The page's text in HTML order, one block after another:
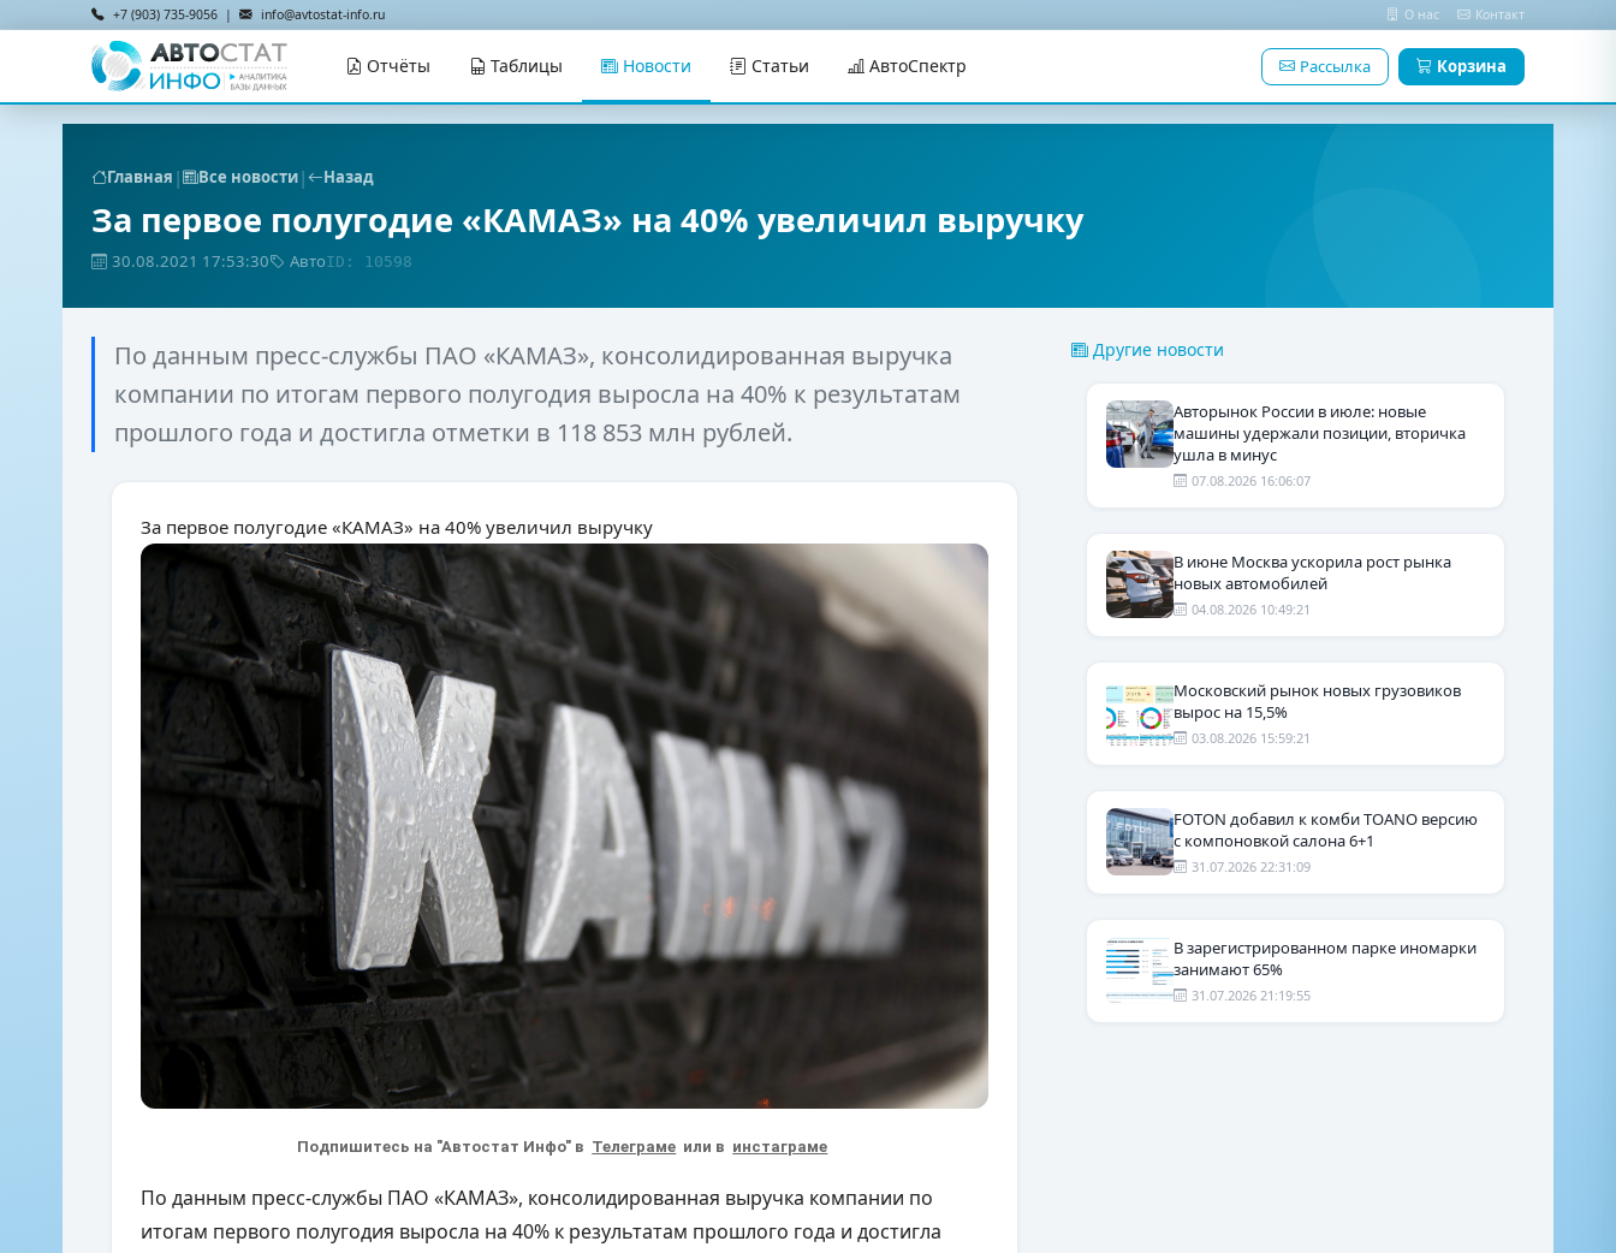
+7 (903) 735-9056 | info@avtostat-info.ru О нас Контакт
Отчёты Таблицы Новости Статьи АвтоСпектр Рассылка Корзина
Главная | Все новости| Назад
За первое полугодие «КАМАЗ» на 40% увеличил выручку
30.08.2021 17:53:30 АвтоID: 10598
По данным пресс-службы ПАО «КАМАЗ», консолидированная выручка
компании по итогам первого полугодия выросла на 40% к результатам
прошлого года и достигла отметки в 118 853 млн рублей.
За первое полугодие «КАМАЗ» на 40% увеличил выручку
Подпишитесь на "Автостат Инфо" в Телеграме или в инстаграме
По данным пресс-службы ПАО «КАМАЗ», консолидированная выручка компании по
итогам первого полугодия выросла на 40% к результатам прошлого года и достигла
Другие новости
Авторынок России в июле: новые
машины удержали позиции, вторичка
ушла в минус
07.08.2026 16:06:07
В июне Москва ускорила рост рынка
новых автомобилей
04.08.2026 10:49:21
Московский рынок новых грузовиков
вырос на 15,5%
03.08.2026 15:59:21
FOTON добавил к комби TOANO версию
с компоновкой салона 6+1
31.07.2026 22:31:09
В зарегистрированном парке иномарки
занимают 65%
31.07.2026 21:19:55